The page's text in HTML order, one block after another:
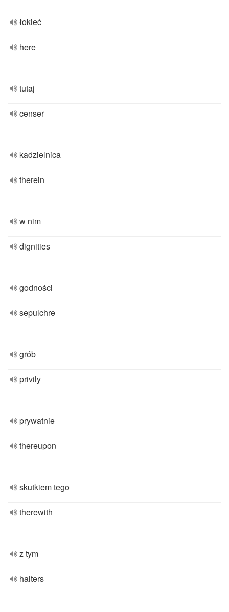
łokieć
here
tutaj
censer
kadzielnica
therein
w nim
dignities
godności
sepulchre
grób
privily
prywatnie
thereupon
skutkiem tego
therewith
z tym
halters